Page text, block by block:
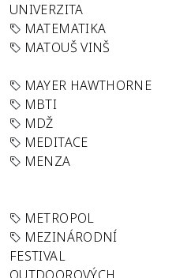
UNIVERZITA
MATEMATIKA
MATOUŠ VINŠ
MAYER HAWTHORNE
MBTI
MDŽ
MEDITACE
MENZA
METROPOL
MEZINÁRODNÍ
FESTIVAL